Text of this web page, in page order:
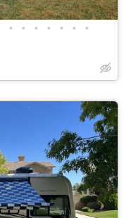
• • • • • • •